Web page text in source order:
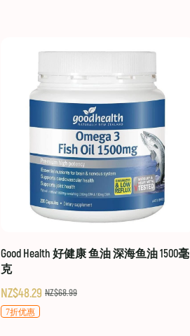
Good Health 好健康 鱼油 深海鱼油 1500毫
克
NZ$48.29 NZ$68.99
7折优惠